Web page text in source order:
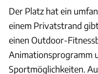
Der Platz hat ein
einem Privatstrand
einen Outdoor-
Animationsprogramm
Sportmöglichkeiten.